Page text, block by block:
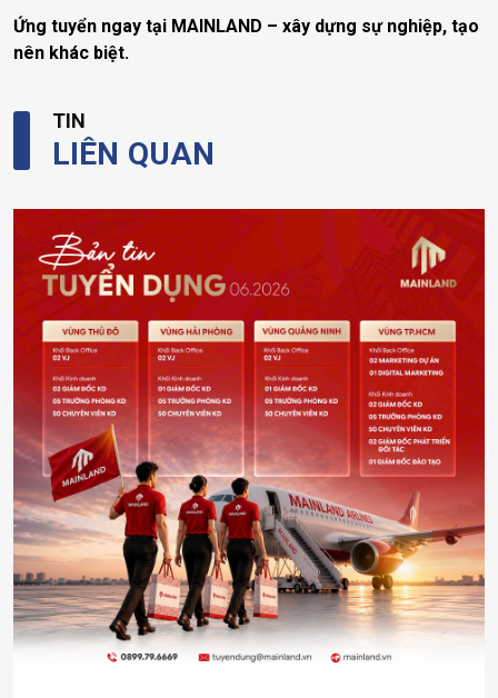
Ứng tuyển ngay tại MAINLAND – xây dựng sự nghiệp, tạo
nên khác biệt.
TIN
LIÊN QUAN